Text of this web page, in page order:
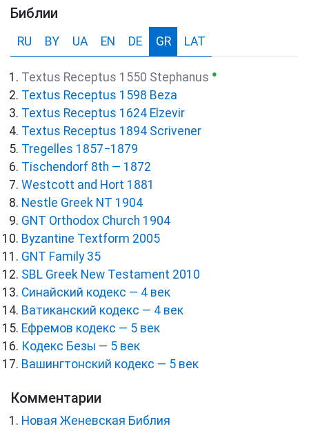
Библии
RU BY UA EN DE GR LAT
Textus Receptus 1550 Stephanus ●
Textus Receptus 1598 Beza
Textus Receptus 1624 Elzevir
Textus Receptus 1894 Scrivener
Tregelles 1857−1879
Tischendorf 8th — 1872
Westcott and Hort 1881
Nestle Greek NT 1904
GNT Orthodox Church 1904
Byzantine Textform 2005
GNT Family 35
SBL Greek New Testament 2010
Синайский кодекс — 4 век
Ватиканский кодекс — 4 век
Ефремов кодекс — 5 век
Кодекс Безы — 5 век
Вашингтонский кодекс — 5 век
Комментарии
Новая Женевская Библия